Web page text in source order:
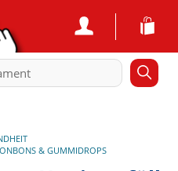
& GUMMIDROPS